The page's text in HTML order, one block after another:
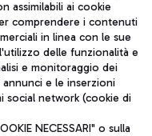
assimilabili ai cookie
comprendere i contenuti
in linea con le sue
delle funzionalità e
e monitoraggio dei
e le inserzioni
social network (cookie di
NECESSARI" o sulla